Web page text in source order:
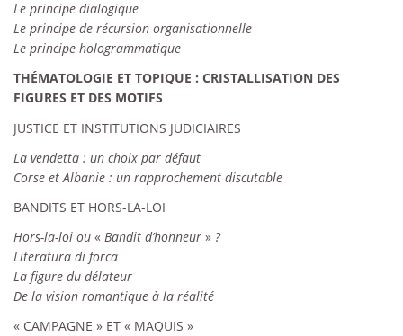
Le principe dialogique
Le principe de récursion organisationnelle
Le principe hologrammatique
THÉMATOLOGIE ET TOPIQUE : CRISTALLISATION DES
FIGURES ET DES MOTIFS
JUSTICE ET INSTITUTIONS JUDICIAIRES
La vendetta : un choix par défaut
Corse et Albanie : un rapprochement discutable
BANDITS ET HORS-LA-LOI
Hors-la-loi ou « Bandit d’honneur » ?
Literatura di forca
La figure du délateur
De la vision romantique à la réalité
« CAMPAGNE » ET « MAQUIS »